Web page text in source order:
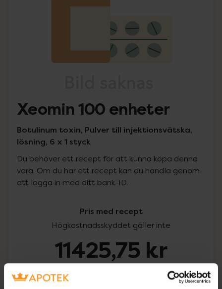
Xeomin 100 enheter
Botulinum toxin, Pulver till injektionsvätska,
lösning, 6 x 1 styck
Du behöver ett recept för att kunna köpa denna
vara. Om du har ett recept kan du handla genom
att logga in med ditt bank-ID.
Pris med recept
Högkostnadsskyddet gäller inte
11425,75 kr